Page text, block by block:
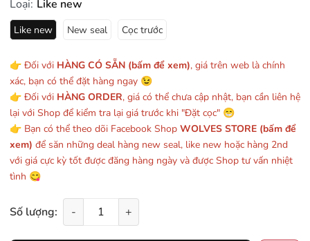
Loại: Like new
Like new New seal Cọc trước
👉 Đối với HÀNG CÓ SẴN (bấm để xem), giá trên web là chính
xác, bạn có thể đặt hàng ngay 😉
👉 Đối với HÀNG ORDER, giá có thể chưa cập nhật, bạn cần liên hệ
lại với Shop để kiểm tra lại giá trước khi "Đặt cọc" 😁
👉 Bạn có thể theo dõi Facebook Shop WOLVES STORE (bấm để
xem) để săn những deal hàng new seal, like new hoặc hàng 2nd
với giá cực kỳ tốt được đăng hàng ngày và được Shop tư vấn nhiệt
tình 😋
Số lượng: - +